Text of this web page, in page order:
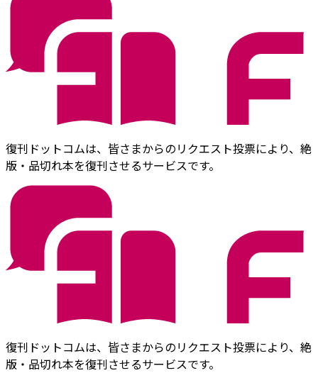
復刊ドットコムは、皆さまからのリクエスト投票により、絶
版・品切れ本を復刊させるサービスです。
復刊ドットコムは、皆さまからのリクエスト投票により、絶
版・品切れ本を復刊させるサービスです。